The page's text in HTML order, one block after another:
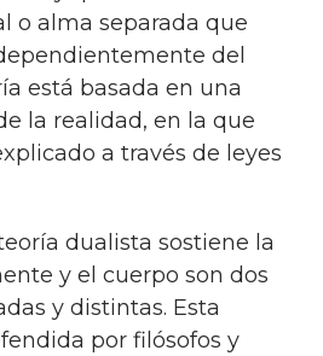
o alma separada que
del
está basada en una
la realidad, en la que
a través de leyes
y el cuerpo son dos
y distintas. Esta
por filósofos y